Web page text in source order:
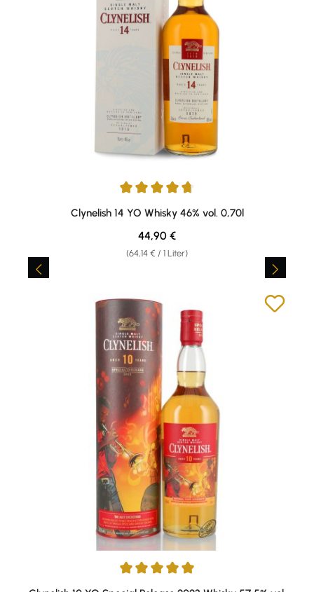
Durchschnittliche Bewertung von 4.67 von 5 Sternen
Clynelish 14 YO Whisky 46% vol. 0,70l
(64,14 € / 1 Liter)
Regulärer Preis:
44,90 €
Durchschnittliche Bewertung von 5 von 5 Sternen